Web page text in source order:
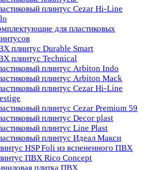
плинтус Cezar Hi-Line
для пластиковых
плинтус Durable Smart
плинтус Technical
плинтус Arbiton Indo
плинтус Arbiton Mack
плинтус Cezar Hi-Line
плинтус Cezar Premium 59
плинтус Decor plast
плинтус Line Plast
плинтус Идеал Макси
HSP Foli из вспененного ПВХ
ПВХ Rico Concept
плитка ПВХ